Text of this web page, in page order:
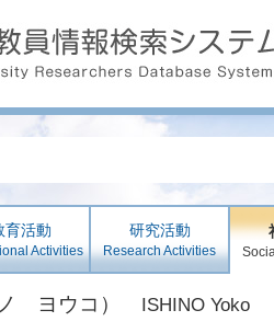
育活動
Activities
研究活動
Research Activities
ヨウコ） ISHINO Yoko